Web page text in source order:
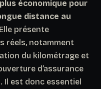
économique pour
distance au
Elle présente
réels, notamment
du kilométrage et
d’assurance
Il est donc essentiel